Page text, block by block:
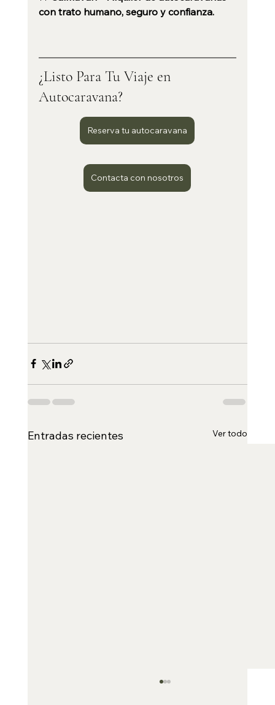
con trato humano, seguro y confianza.
¿Listo Para Tu Viaje en
Autocaravana?
Reserva tu autocaravana
Contacta con nosotros
Entradas recientes Ver todo